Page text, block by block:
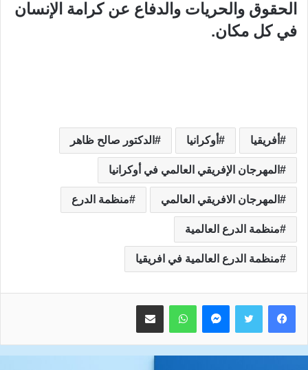
الحقوق والحريات والدفاع عن كرامة الإنسان
في كل مكان.
أفريقيا أوكرانيا الدكتور صالح ظاهر
المهرجان الإفريقي العالمي في أوكرانيا
المهرجان الافريقي العالمي منظمة الدرع
منظمة الدرع العالمية
منظمة الدرع العالمية في افريقيا
ماسنجر واتساب مشاركة عبر البريد